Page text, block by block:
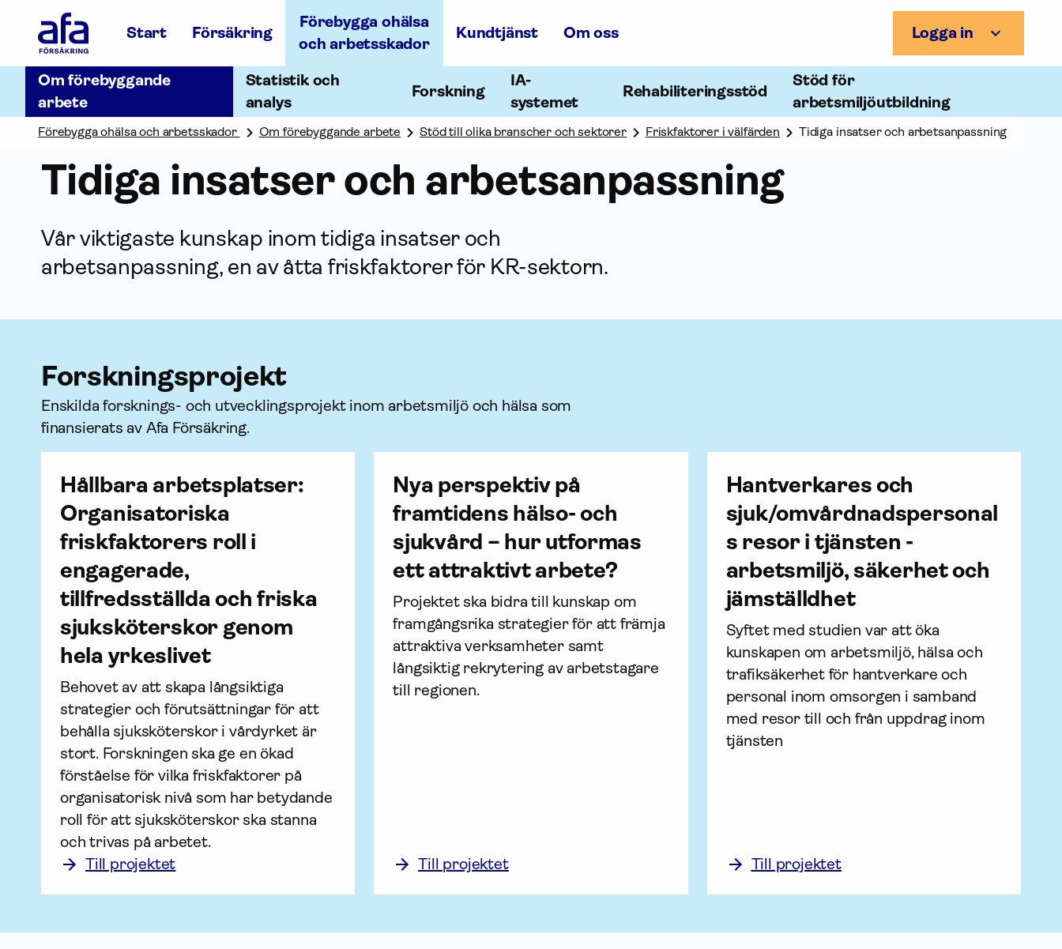
Försäkring
Gå
till
startsidan
Start Försäkring
Förebygga ohälsa
och arbetsskador
Kundtjänst Om oss Logga in
Om förebyggande
arbete
Statistik och
analys
Forskning
IA-
systemet
Rehabiliteringsstöd
Stöd för
arbetsmiljöutbildning
Förebygga ohälsa och arbetsskador Om förebyggande arbete Stöd till olika branscher och sektorer Friskfaktorer i välfärden Tidiga insatser och arbetsanpassning
Tidiga insatser och arbetsanpassning
Vår viktigaste kunskap inom tidiga insatser och
arbetsanpassning, en av åtta friskfaktorer för KR-sektorn.
Forsknings­projekt
Enskilda forsknings- och utvecklingsprojekt inom arbetsmiljö och hälsa som
finansierats av Afa För­säkring.
Hållbara arbetsplatser:
Organisatoriska
friskfaktorers roll i
engagerade,
tillfredsställda och friska
sjuksköterskor genom
hela yrkeslivet
Behovet av att skapa långsiktiga
strategier och förutsättningar för att
behålla sjuksköterskor i vårdyrket är
stort. Forskningen ska ge en ökad
förståelse för vilka friskfaktorer på
organisatorisk nivå som har betydande
roll för att sjuksköterskor ska stanna
och trivas på arbetet.
Till projektet
Nya perspektiv på
framtidens hälso- och
sjukvård – hur utformas
ett attraktivt arbete?
Projektet ska bidra till kunskap om
framgångsrika strategier för att främja
attraktiva verksamheter samt
långsiktig rekrytering av arbetstagare
till regionen.
Till projektet
Hantverkares och
sjuk/omvårdnadspersonal
s resor i tjänsten -
arbetsmiljö, säkerhet och
jämställdhet
Syftet med studien var att öka
kunskapen om arbetsmiljö, hälsa och
trafiksäkerhet för hantverkare och
personal inom omsorgen i samband
med resor till och från uppdrag inom
tjänsten
Till projektet